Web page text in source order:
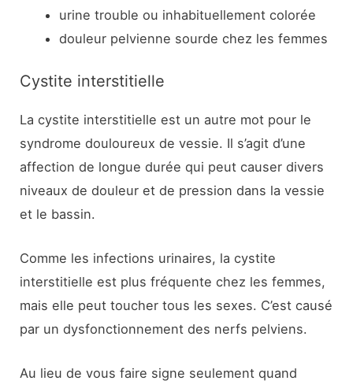
urine trouble ou inhabituellement colorée
douleur pelvienne sourde chez les femmes
Cystite interstitielle
La cystite interstitielle est un autre mot pour le
syndrome douloureux de vessie. Il s’agit d’une
affection de longue durée qui peut causer divers
niveaux de douleur et de pression dans la vessie
et le bassin.
Comme les infections urinaires, la cystite
interstitielle est plus fréquente chez les femmes,
mais elle peut toucher tous les sexes. C’est causé
par un dysfonctionnement des nerfs pelviens.
Au lieu de vous faire signe seulement quand